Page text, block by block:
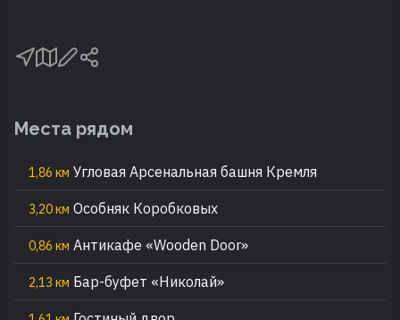
Места рядом
1,86 км Угловая Арсенальная башня Кремля
3,20 км Особняк Коробковых
0,86 км Антикафе «Wooden Door»
2,13 км Бар-буфет «Николай»